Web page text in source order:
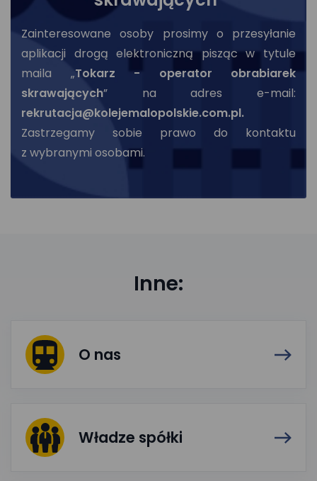
Zainteresowane osoby prosimy o przesyłanie
aplikacji drogą elektroniczną pisząc w tytule
maila „Tokarz - operator obrabiarek
skrawających” na adres e-mail:
rekrutacja@kolejemalopolskie.com.pl.
Zastrzegamy sobie prawo do kontaktu
z wybranymi osobami.
Inne:
O nas
Władze spółki